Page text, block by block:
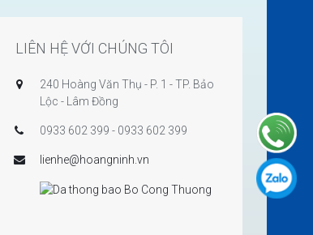
LIÊN HỆ VỚI CHÚNG TÔI
240 Hoàng Văn Thụ - P. 1 - TP. Bảo
Lộc - Lâm Đồng
0933 602 399 - 0933 602 399
lienhe@hoangninh.vn